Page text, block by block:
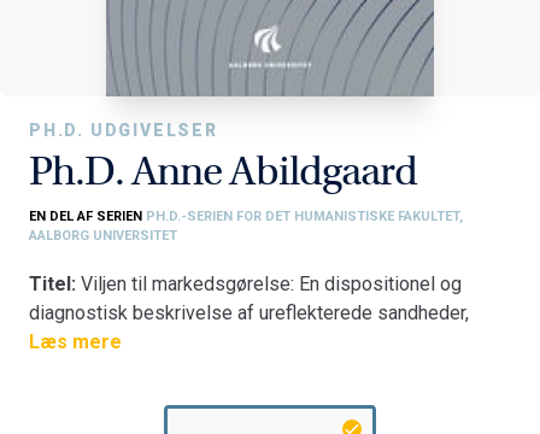
PH.D. UDGIVELSER
Ph.D. Anne Abildgaard
EN DEL AF SERIEN PH.D.-SERIEN FOR DET HUMANISTISKE FAKULTET,
AALBORG UNIVERSITET
Titel: Viljen til markedsgørelse: En dispositionel og
diagnostisk beskrivelse af ureflekterede sandheder,
subjektpositioner og mulig selvformation i offentlig-
Det Humanistiske Fakultet
Institut for Læring og Filosofi
Læs mere